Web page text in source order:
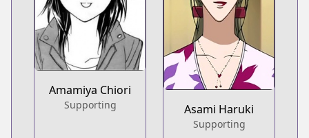
Amamiya Chiori
Supporting Asami Haruki
Supporting